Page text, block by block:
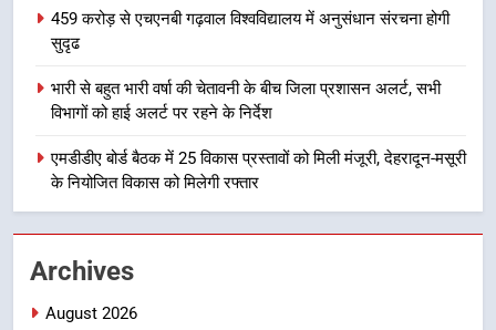
8
भारी बारिश का अलर्ट! 6 अगस्त को
देहरादून में स्कूल बंद
1
459 करोड़ से एचएनबी गढ़वाल विश्वविद्यालय में अनुसंधान संरचना होगी
सुदृढ
भारी से बहुत भारी वर्षा की चेतावनी के बीच जिला प्रशासन अलर्ट, सभी
विभागों को हाई अलर्ट पर रहने के निर्देश
एमडीडीए बोर्ड बैठक में 25 विकास प्रस्तावों को मिली मंजूरी, देहरादून-मसूरी
के नियोजित विकास को मिलेगी रफ्तार
Archives
August 2026